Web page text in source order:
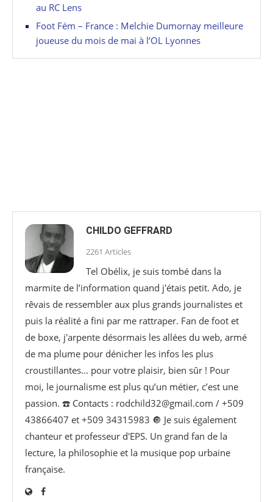
au RC Lens
Foot Fém – France : Melchie Dumornay meilleure
joueuse du mois de mai à l’OL Lyonnes
CHILDO GEFFRARD
2261 Articles
Tel Obélix, je suis tombé dans la
marmite de l’information quand j'étais petit. Ado, je
rêvais de ressembler aux plus grands journalistes et
puis la réalité a fini par me rattraper. Fan de foot et
de boxe, j'arpente désormais les allées du web, armé
de ma plume pour dénicher les infos les plus
croustillantes... pour votre plaisir, bien sûr ! Pour
moi, le journalisme est plus qu’un métier, c’est une
passion. ☎️ Contacts : rodchild32@gmail.com / +509
43866407 et +509 34315983 🔘 Je suis également
chanteur et professeur d'EPS. Un grand fan de la
lecture, la philosophie et la musique pop urbaine
française.